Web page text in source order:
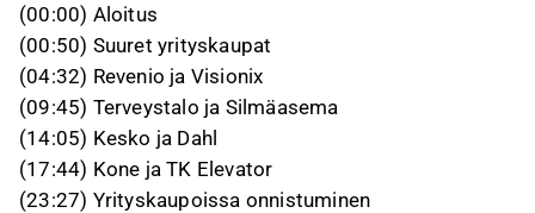
(00:00) Aloitus
(00:50) Suuret yrityskaupat
(04:32) Revenio ja Visionix
(09:45) Terveystalo ja Silmäasema
(14:05) Kesko ja Dahl
(17:44) Kone ja TK Elevator
(23:27) Yrityskaupoissa onnistuminen